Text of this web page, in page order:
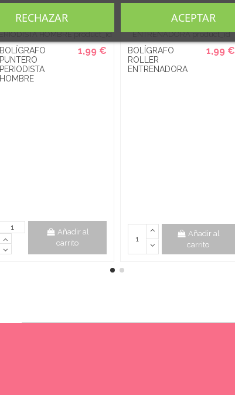
BOLÍGRAFO
PUNTERO
PERIODISTA
HOMBRE
1,99 €
Añadir al
carrito
BOLÍGRAFO
ROLLER
ENTRENADORA
1,99 €
Añadir al
carrito
RECHAZAR ACEPTAR